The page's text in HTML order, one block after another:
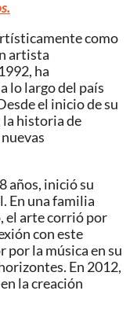
como
artista
ha
lo largo del país
el inicio de su
la historia de
años, inició su
En una familia
el arte corrió por
con este
por la música en su
En 2012,
la creación